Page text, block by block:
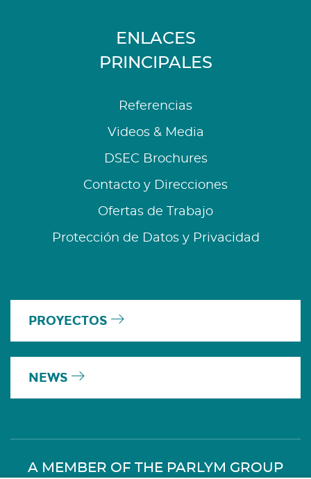
ENLACES
PRINCIPALES
Referencias
Videos & Media
DSEC Brochures
Contacto y Direcciones
Ofertas de Trabajo
Protección de Datos y Privacidad
PROYECTOS
NEWS
A MEMBER OF THE PARLYM GROUP